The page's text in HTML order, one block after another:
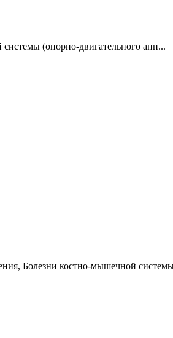
(опорно-двигательного апп...
Болезни костно-мышечной